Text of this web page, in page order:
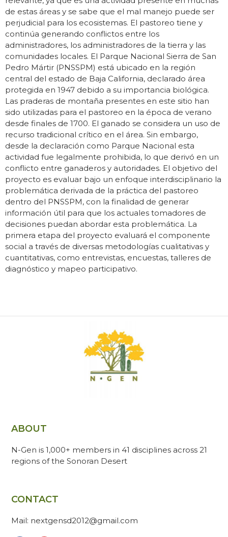
de estas áreas y se sabe que el mal manejo puede ser
perjudicial para los ecosistemas. El pastoreo tiene y
continúa generando conflictos entre los
administradores, los administradores de la tierra y las
comunidades locales. El Parque Nacional Sierra de San
Pedro Mártir (PNSSPM) está ubicado en la región
central del estado de Baja California, declarado área
protegida en 1947 debido a su importancia biológica.
Las praderas de montaña presentes en este sitio han
sido utilizadas para el pastoreo en la época de verano
desde finales de 1700. El ganado se considera un uso de
recurso tradicional crítico en el área. Sin embargo,
desde la declaración como Parque Nacional esta
actividad fue legalmente prohibida, lo que derivó en un
conflicto entre ganaderos y autoridades. El objetivo del
proyecto es evaluar bajo un enfoque interdisciplinario la
problemática derivada de la práctica del pastoreo
dentro del PNSSPM, con la finalidad de generar
información útil para que los actuales tomadores de
decisiones puedan abordar esta problemática. La
primera etapa del proyecto evaluará el componente
social a través de diversas metodologías cualitativas y
cuantitativas, como entrevistas, encuestas, talleres de
diagnóstico y mapeo participativo.
ABOUT
N-Gen is 1,000+ members in 41 disciplines across 21
regions of the Sonoran Desert
CONTACT
Mail: nextgensd2012@gmail.com